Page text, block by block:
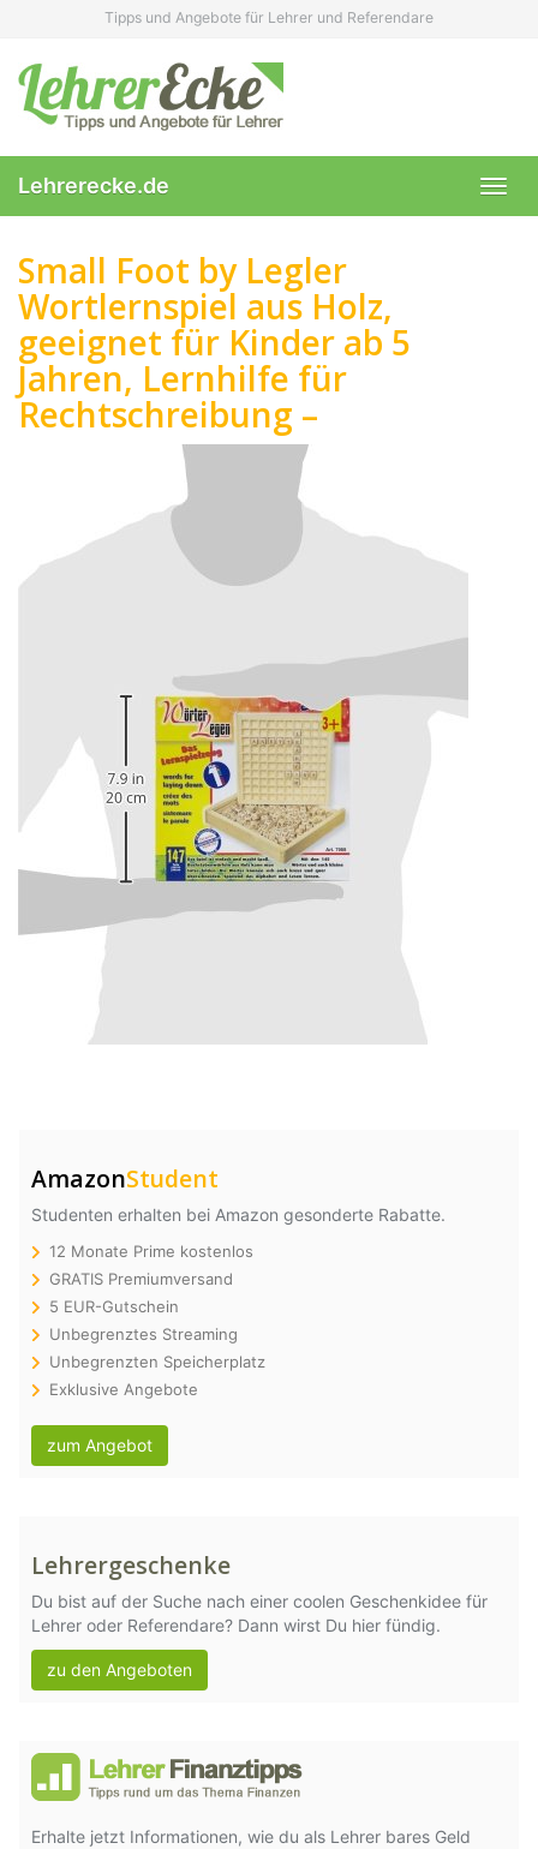
content
Tipps und Angebote für Lehrer und Referendare
Lehrerecke.de
Small Foot by Legler
Wortlernspiel aus Holz,
geeignet für Kinder ab 5
Jahren, Lernhilfe für
Rechtschreibung –
AmazonStudent
Studenten erhalten bei Amazon gesonderte Rabatte.
12 Monate Prime kostenlos
GRATIS Premiumversand
5 EUR-Gutschein
Unbegrenztes Streaming
Unbegrenzten Speicherplatz
Exklusive Angebote
zum Angebot
Lehrergeschenke
Du bist auf der Suche nach einer coolen Geschenkidee für
Lehrer oder Referendare? Dann wirst Du hier fündig.
zu den Angeboten
Erhalte jetzt Informationen, wie du als Lehrer bares Geld